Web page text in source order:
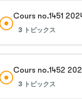
Cours no.1451
3 トピックス
Cours no.1452
3 トピックス